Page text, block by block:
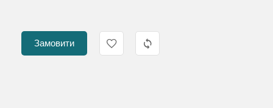
Замовити